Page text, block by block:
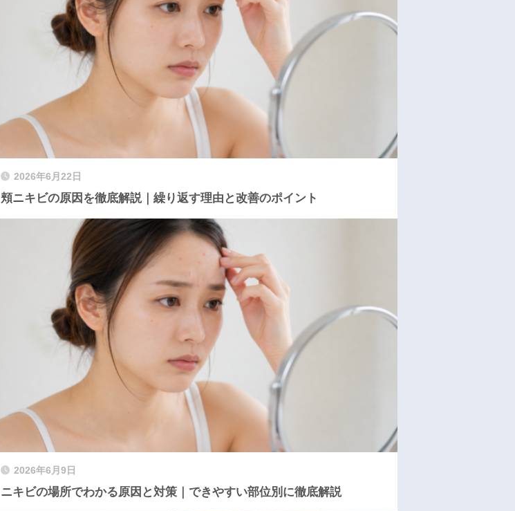
2026年6月22日
頬ニキビの原因を徹底解説｜繰り返す理由と改善のポイント
2026年6月9日
ニキビの場所でわかる原因と対策｜できやすい部位別に徹底解説